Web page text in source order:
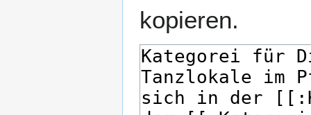
kopieren.